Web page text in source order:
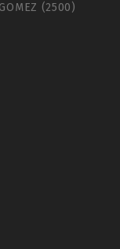
(2500)